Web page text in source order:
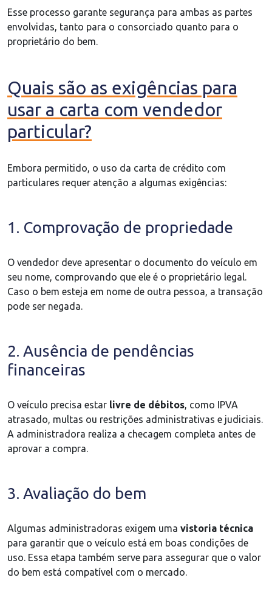
Esse processo garante segurança para ambas as partes
envolvidas, tanto para o consorciado quanto para o
proprietário do bem.
Quais são as exigências para
usar a carta com vendedor
particular?
Embora permitido, o uso da carta de crédito com
particulares requer atenção a algumas exigências:
1. Comprovação de propriedade
O vendedor deve apresentar o documento do veículo em
seu nome, comprovando que ele é o proprietário legal.
Caso o bem esteja em nome de outra pessoa, a transação
pode ser negada.
2. Ausência de pendências
financeiras
O veículo precisa estar livre de débitos, como IPVA
atrasado, multas ou restrições administrativas e judiciais.
A administradora realiza a checagem completa antes de
aprovar a compra.
3. Avaliação do bem
Algumas administradoras exigem uma vistoria técnica
para garantir que o veículo está em boas condições de
uso. Essa etapa também serve para assegurar que o valor
do bem está compatível com o mercado.